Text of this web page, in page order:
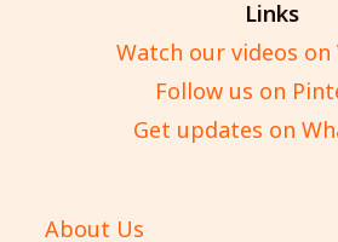
Links
Watch our videos on
Follow us on
Get updates on
About Us